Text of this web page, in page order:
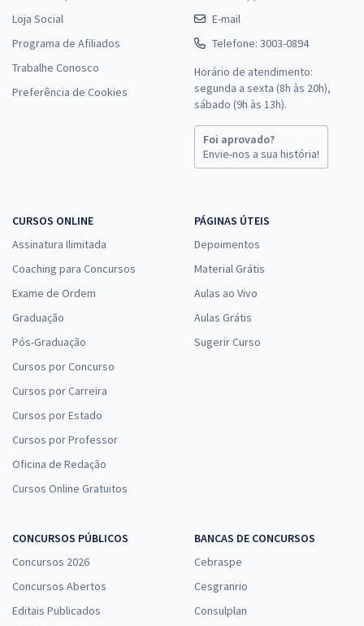
Loja Social
Programa de Afiliados
Trabalhe Conosco
Preferência de Cookies
E-mail
Telefone: 3003-0894
Horário de atendimento:
segunda a sexta (8h às 20h),
sábado (9h às 13h).
Foi aprovado?
Envie-nos a sua história!
CURSOS ONLINE
Assinatura Ilimitada
Coaching para Concursos
Exame de Ordem
Graduação
Pós-Graduação
Cursos por Concurso
Cursos por Carreira
Cursos por Estado
Cursos por Professor
Oficina de Redação
Cursos Online Gratuitos
PÁGINAS ÚTEIS
Depoimentos
Material Grátis
Aulas ao Vivo
Aulas Grátis
Sugerir Curso
CONCURSOS PÚBLICOS
Concursos 2026
Concursos Abertos
Editais Publicados
BANCAS DE CONCURSOS
Cebraspe
Cesgranrio
Consulplan